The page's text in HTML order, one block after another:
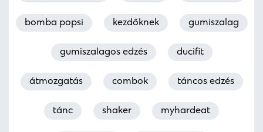
bomba popsi kezdőknek gumiszalag
gumiszalagos edzés ducifit
átmozgatás combok táncos edzés
tánc shaker myhardeat